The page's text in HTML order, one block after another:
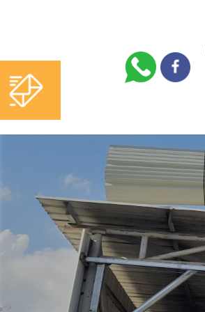
054-8877-